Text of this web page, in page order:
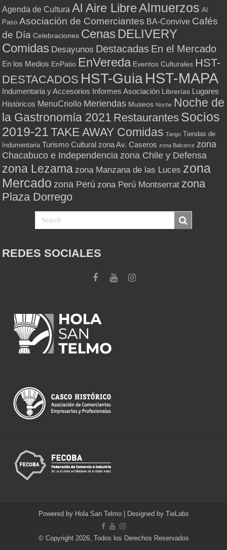
Agenda de Cultura Al Aire LibreAlmuerzos Al
Paso Asociación de Comerciantes BA-Convive Cafés
de Día Celebraciones Cenas DELIVERY
Comidas Desayunos Destacadas En el Mercado
En los Medios EnPatio EnVereda Eventos Culturales HST-
DESTACADOS HST-GuiaHST-MAPA
Indumentaria y Accesorios Informes Asociación Librerías Lugares
Históricos MenuCriollo Meriendas Museos Noche Noche de
la Gastronomía 2021 Restaurantes Socios
2019-21 TAKE AWAY Comidas Tango Tiendas de
Indumentaria Turismo Cultural zona Av. Caseros zona Balcarce zona
Chacabuco e Independencia zona Chile y Defensa
zona Lezama zona Manzana de las Luces zona
Mercado zona Perú zona Perú Montserrat zona
Plaza Dorrego
REDES SOCIALES
Powered by Hola San Telmo| Designed by TieLabs
© Copyright 2026, Todos los Derechos Reservados